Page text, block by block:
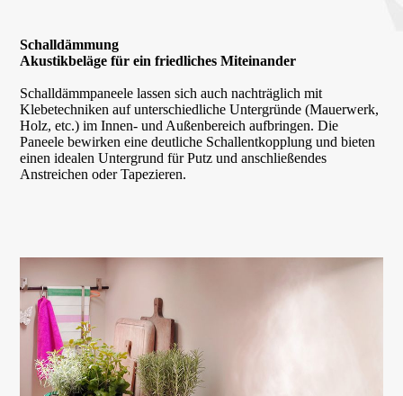
Schalldämmung
Akustikbeläge für ein friedliches Miteinander
Schalldämmpaneele lassen sich auch nachträglich mit
Klebetechniken auf unterschiedliche Untergründe (Mauerwerk,
Holz, etc.) im Innen- und Außenbereich aufbringen. Die
Paneele bewirken eine deutliche Schallentkopplung und bieten
einen idealen Untergrund für Putz und anschließendes
Anstreichen oder Tapezieren.